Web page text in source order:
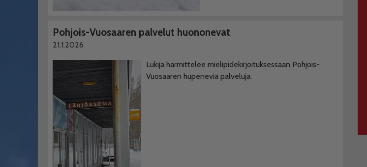
Pohjois-Vuosaaren palvelut huononevat
21.1.2026
Lukija harmittelee mielipidekirjoituksessaan Pohjois-
Vuosaaren hupenevia palveluja.